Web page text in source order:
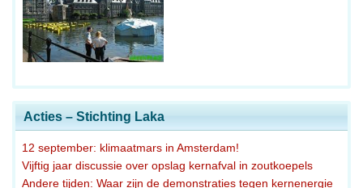
Acties – Stichting Laka
12 september: klimaatmars in Amsterdam!
Vijftig jaar discussie over opslag kernafval in zoutkoepels
Andere tijden: Waar zijn de demonstraties tegen kernenergie